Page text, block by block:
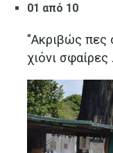
01 από 10
"Ακριβώς πες
χιόνι σφαίρες